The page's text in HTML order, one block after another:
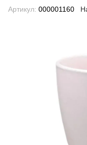
Артикул: 000001160